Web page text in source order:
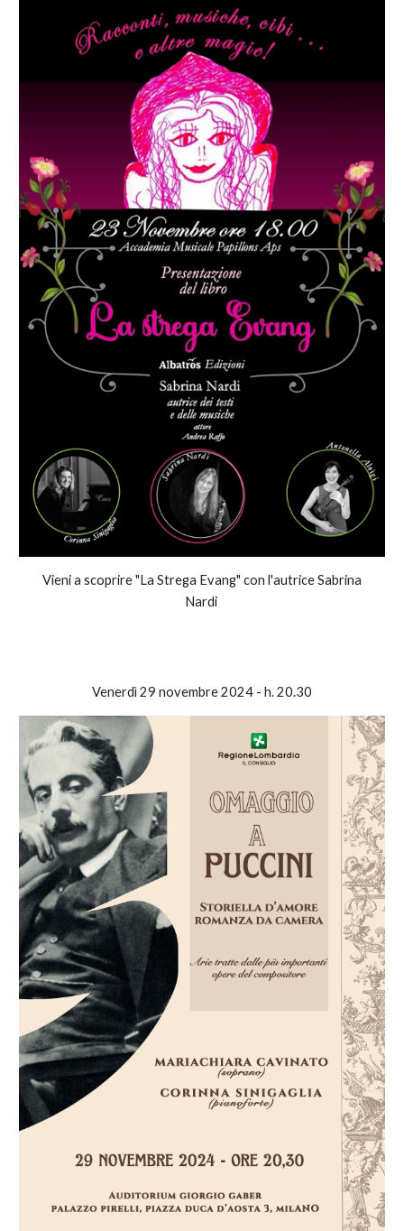
Vieni a scoprire "La Strega Evang" con l'autrice Sabrina
Nardi
Venerdì29 novembre 2024 - h.20.30